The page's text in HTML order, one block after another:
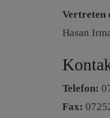
Vertreten
Hasan
Telefon:
Fax: